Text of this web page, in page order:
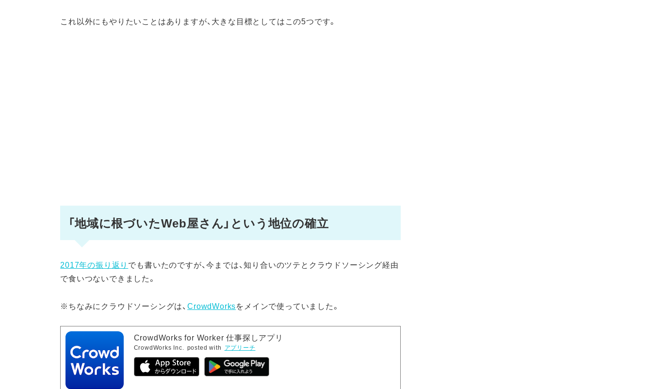
これ以外にもやりたいことはありますが、大きな目標としてはこの5つです。
「地域に根づいたWeb屋さん」という地位の確立
2017年の振り返り でも書いたのですが、今までは、知り合いのツテとクラウドソーシング経由
で食いつないできました。
※ちなみにクラウドソーシングは、CrowdWorksをメインで使っていました。
CrowdWorks for Worker 仕事探しアプリ
CrowdWorks Inc. posted with アプリーチ